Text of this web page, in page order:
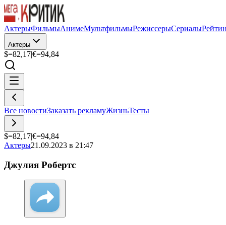
АктерыФильмыАнимеМультфильмыРежиссерыСериалы
Актеры
$=82,17|€=94,84
Все новостиЗаказать рекламуЖизньТесты
$=82,17|€=94,84
Актеры21.09.2023 в 21:47
Джулия Робертс